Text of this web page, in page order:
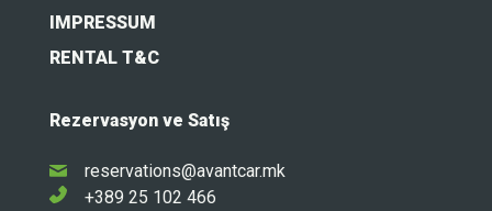
IMPRESSUM
RENTAL T&C
Rezervasyon ve Satış
reservations@avantcar.mk
+389 25 102 466